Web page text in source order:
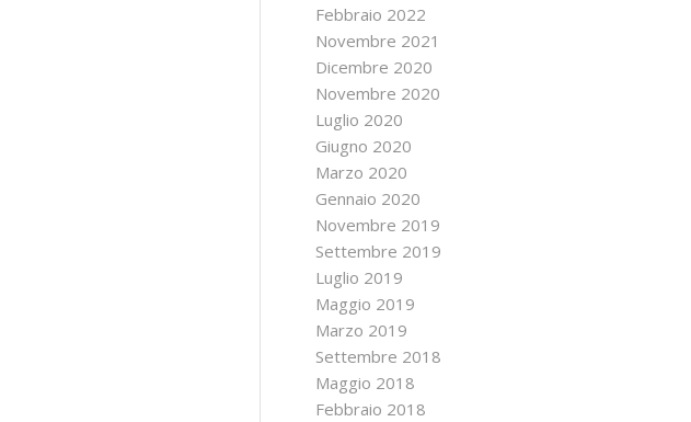
Febbraio 2022
Novembre 2021
Dicembre 2020
Novembre 2020
Luglio 2020
Giugno 2020
Marzo 2020
Gennaio 2020
Novembre 2019
Settembre 2019
Luglio 2019
Maggio 2019
Marzo 2019
Settembre 2018
Maggio 2018
Febbraio 2018